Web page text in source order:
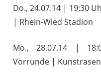
Do., 24.07.14 | 19:30
| Rhein-Wied Stadion
Mo., 28.07.14 |
Vorrunde |